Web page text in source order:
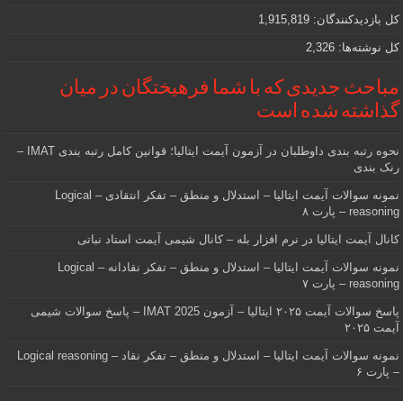
کل بازدیدکنند‌گان:1,915,819
کل نوشته‌ها:2,326
مباحث جدیدی که با شما فرهیختگان در میان
گذاشته شده است
نحوه رتبه بندی داوطلبان در آزمون آیمت ایتالیا؛ قوانین کامل رتبه بندی IMAT –
رنک بندی
نمونه سوالات آیمت ایتالیا – استدلال و منطق – تفکر انتقادی – Logical
reasoning – پارت ۸
کانال آیمت ایتالیا در نرم افزار بله – کانال شیمی آیمت استاد نباتی
نمونه سوالات آیمت ایتالیا – استدلال و منطق – تفکر نقادانه – Logical
reasoning – پارت ۷
پاسخ سوالات آیمت ۲۰۲۵ ایتالیا – آزمون IMAT 2025 – پاسخ سوالات شیمی
آیمت ۲۰۲۵
نمونه سوالات آیمت ایتالیا – استدلال و منطق – تفکر نقاد – Logical reasoning
– پارت ۶